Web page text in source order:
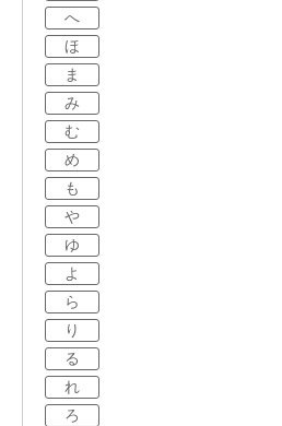
へ
ほ
ま
み
む
め
も
や
ゆ
よ
ら
り
る
れ
ろ